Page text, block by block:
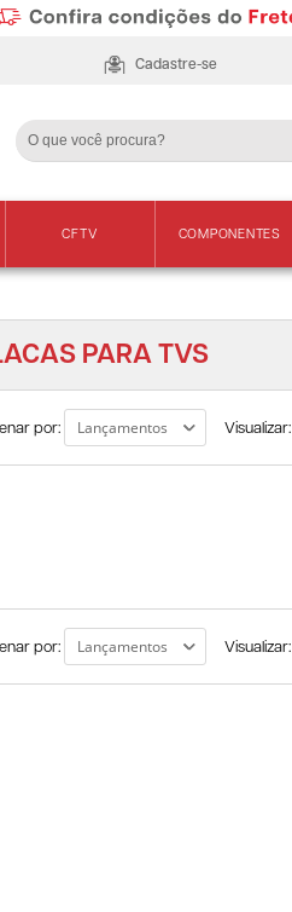
Cadastre-se
CFTV COMPONENTES
PARA TVS
por: Visualizar:
por: Visualizar: